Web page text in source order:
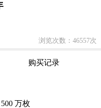
浏览次数：46557次
购买记录
万枚